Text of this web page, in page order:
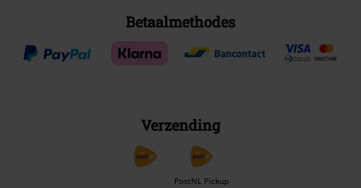
Betaalmethodes
Verzending
PostNL Pickup